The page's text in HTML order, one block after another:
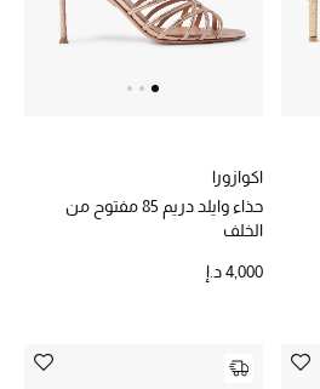
اكوازورا
حذاء وايلد دريم 85 مفتوح من
الخلف
4,000 د.إ